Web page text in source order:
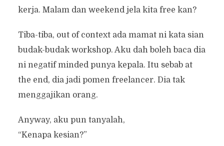
kerja. Malam dan weekend jela kita free kan?
Tiba-tiba, out of context ada mamat ni kata sian
budak-budak workshop. Aku dah boleh baca dia
ni negatif minded punya kepala. Itu sebab at
the end, dia jadi pomen freelancer. Dia tak
menggajikan orang.
Anyway, aku pun tanyalah,
“Kenapa kesian?”